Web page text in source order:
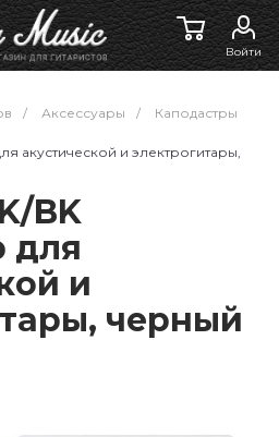
Войти
/ Аксессуары /
Каподастры
акустической и электрогитары,
BK
для
и
черный